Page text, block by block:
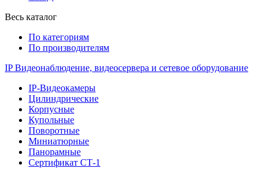
Весь каталог
По категориям
По производителям
IP Видеонаблюдение, видеосервера и сетевое оборудование
IP-Видеокамеры
Цилиндрические
Корпусные
Купольные
Поворотные
Миниатюрные
Панорамные
Сертификат СТ-1